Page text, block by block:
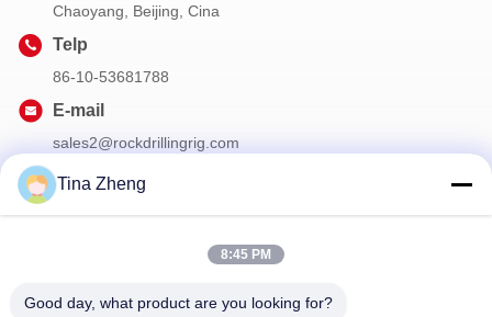
Chaoyang, Beijing, Cina
Telp
86-10-53681788
E-mail
sales2@rockdrillingrig.com
Langganan buletin kami untuk diskon dan banyak lagi.
Tina Zheng
8:45 PM
Good day, what product are you looking for?